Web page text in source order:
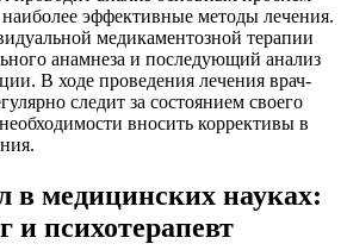
наиболее эффективные методы лечения.
медикаментозной терапии
анамнеза и последующий анализ
В ходе проведения лечения врач-
следит за состоянием своего
вносить коррективы в
в медицинских науках:
и психотерапевт